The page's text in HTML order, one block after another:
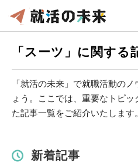
「スーツ」に関する
「就活の未来」で就職活動の
ょう。ここでは、重要なトピ
た記事一覧をご紹介いたします。
新着記事